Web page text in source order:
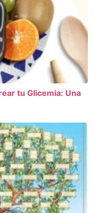
tu Glicemia: Una